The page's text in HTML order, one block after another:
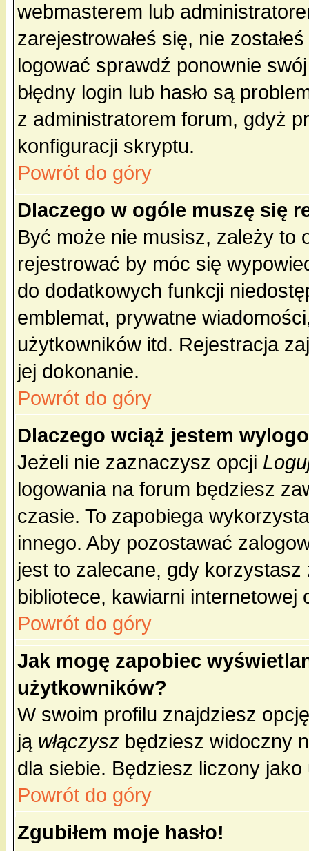
webmasterem lub
zarejestrowałeś się, nie
logować sprawdź ponownie
błędny login lub hasło są
z administratorem forum, gdyż
konfiguracji skryptu.
Powrót do góry
Dlaczego w ogóle muszę się
Być może nie musisz, zależy to
rejestrować by móc się
do dodatkowych funkcji
emblemat, prywatne
użytkowników itd. Rejestracja
jej dokonanie.
Powrót do góry
Dlaczego wciąż jestem
Jeżeli nie zaznaczysz opcji
logowania na forum będziesz
czasie. To zapobiega
innego. Aby pozostawać
jest to zalecane, gdy
bibliotece, kawiarni internetowej
Powrót do góry
Jak mogę zapobiec
użytkowników?
W swoim profilu znajdziesz
ją włączysz będziesz widoczny
dla siebie. Będziesz liczony
Powrót do góry
Zgubiłem moje hasło!